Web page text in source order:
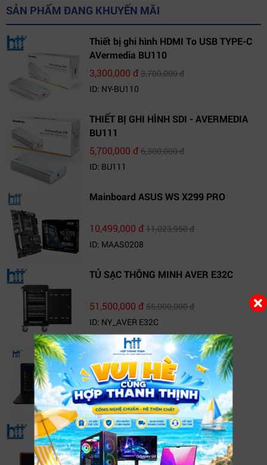
SẢN PHẨM ĐANG KHUYẾN MÃI
Thiết bị ghi hình HDMI To USB TYPE-C
AVermedia BU110
3,300,000 đ3,700,000 đ
ID: NY-BU110
THIẾT BỊ GHI HÌNH SDI - AVERMEDIA
BU111
5,700,000 đ6,300,000 đ
ID: BU111
Mainboard ASUS WS X299 PRO
10,499,000 đ11,023,950 đ
ID: MAAS0208
TỦ SẠC THÔNG MINH AVER E32C
51,500,000 đ55,000,000 đ
ID: NY_AVER E32C
Laptop HP Pavilion 15-cb540TX
(4BN72PA)
20,690,000 đ22,190,000 đ
ID: 15-cb540TX
TV Box FPT Play Box+ T550
1,500,000 đ1,690,000 đ